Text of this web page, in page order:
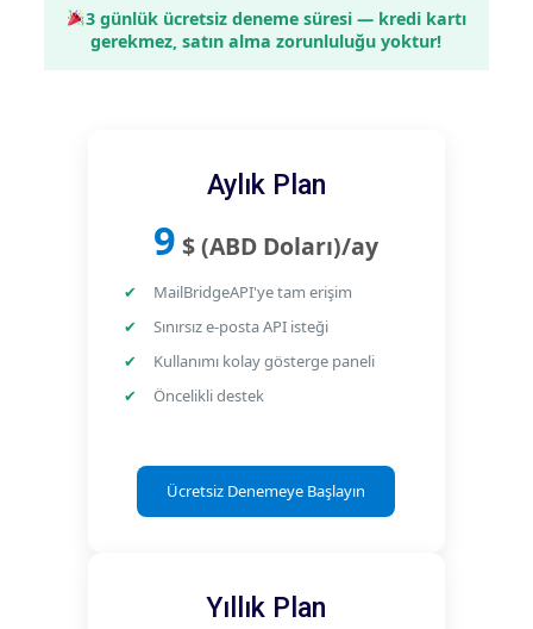
3 günlük ücretsiz deneme süresi — kredi kartı
gerekmez, satın alma zorunluluğu yoktur!
Aylık Plan
9 $ (ABD Doları)/ay
MailBridgeAPI'ye tam erişim
Sınırsız e-posta API isteği
Kullanımı kolay gösterge paneli
Öncelikli destek
Ücretsiz Denemeye Başlayın
Yıllık Plan